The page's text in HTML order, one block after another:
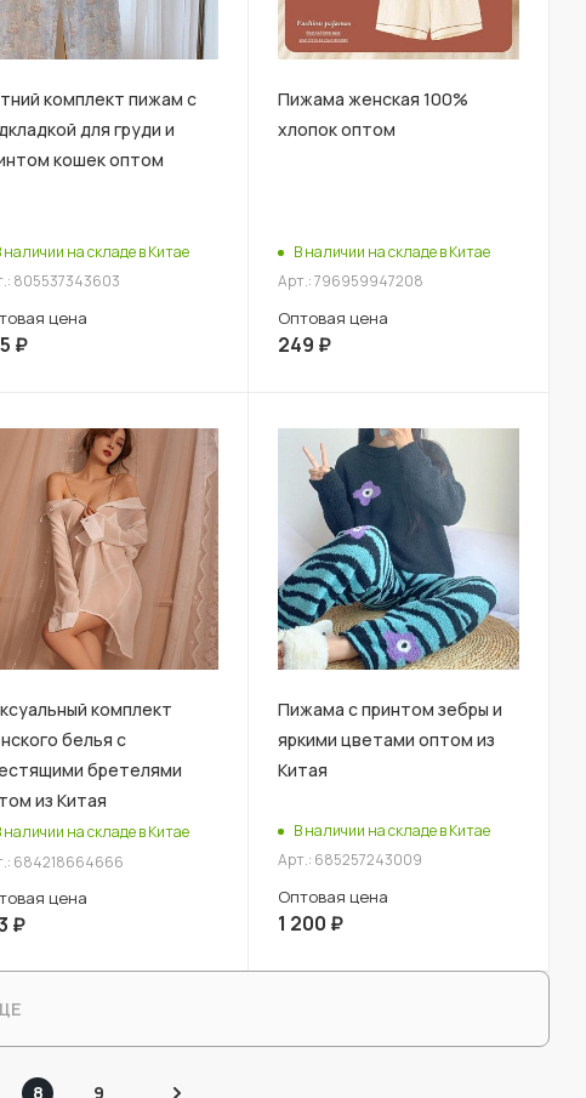
комплект пижам с
для груди и
кошек оптом
наличии на складе в Китае
805537343603
цена
₽
Пижама женская 100%
хлопок оптом
В наличии на складе в Китае
Арт.: 796959947208
Оптовая цена
249 ₽
комплект
белья с
бретелями
из Китая
наличии на складе в Китае
684218664666
цена
₽
Пижама с принтом зебры и
яркими цветами оптом из
Китая
В наличии на складе в Китае
Арт.: 685257243009
Оптовая цена
1 200 ₽
8 9